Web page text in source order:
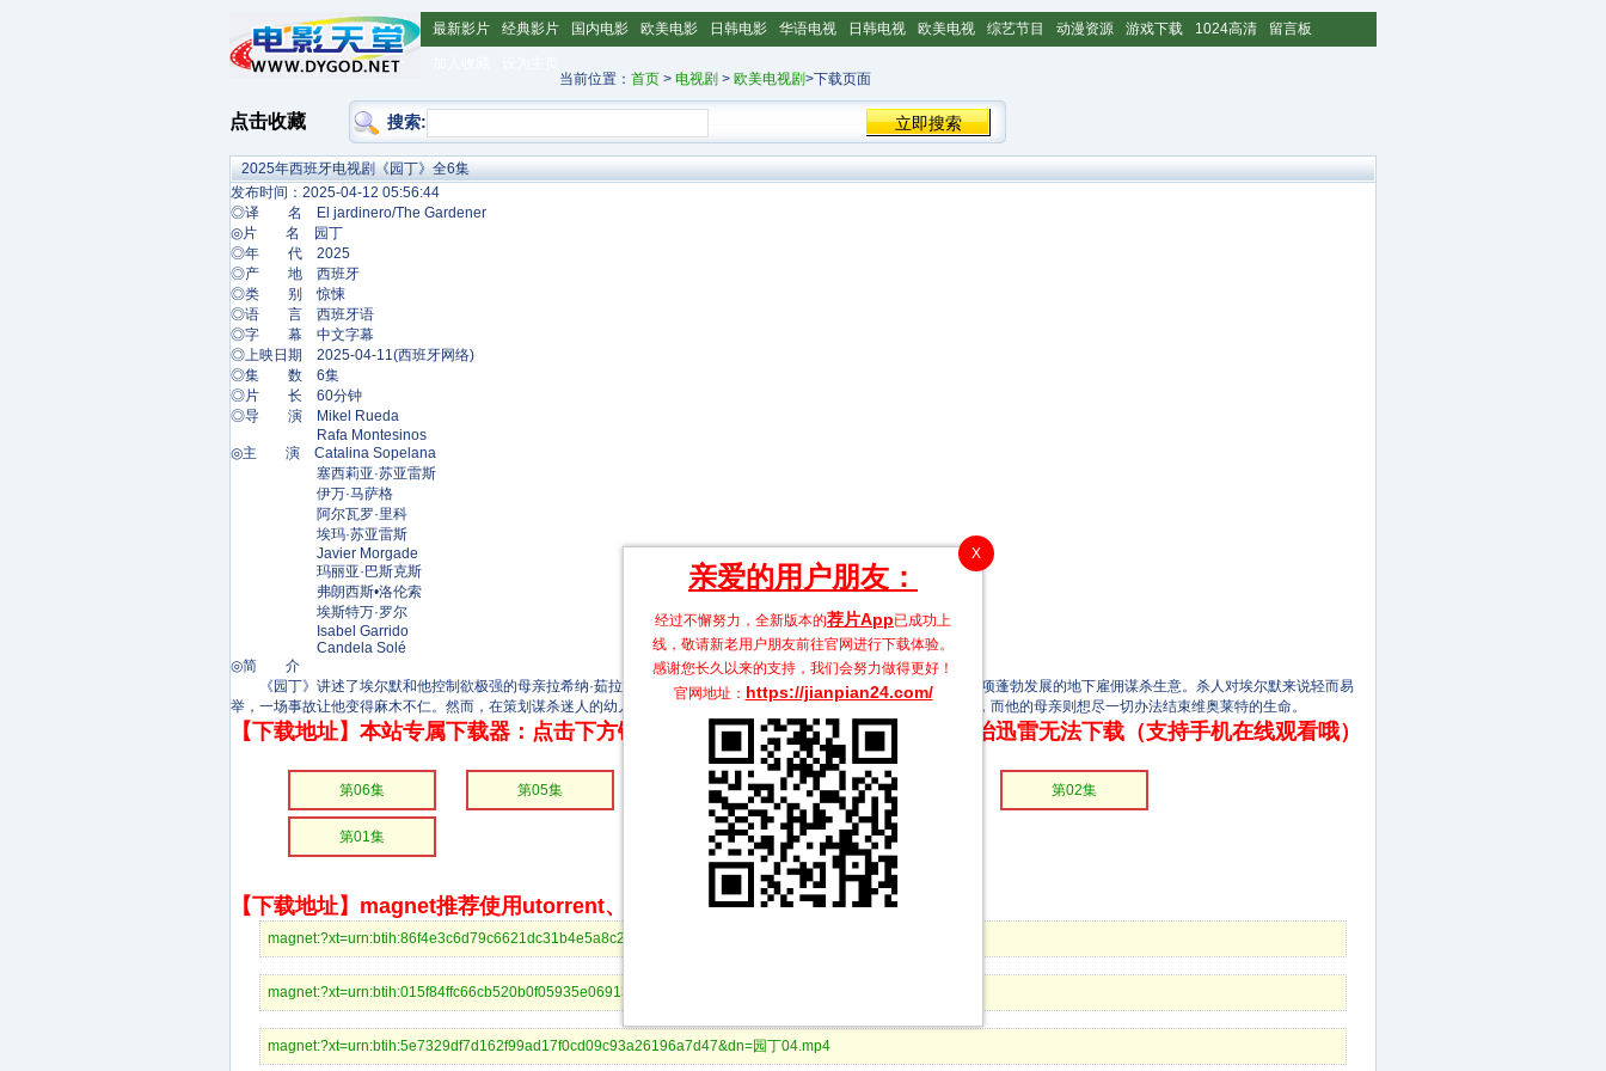
最新影片 经典影片 国内电影 欧美电影 日韩电影 华语电视 日韩电视 欧美电视 综艺节目 动漫资源 游戏下载 1024高清 留言板
当前位置： 首页 > 电视剧 > 欧美电视剧>下载页面
点击收藏 搜索:
X
亲爱的用户朋友：
经过不懈努力，全新版本的荐片App已成功上
线，敬请新老用户朋友前往官网进行下载体验。
感谢您长久以来的支持，我们会努力做得更好！
官网地址： https://jianpian24.com/
2025年西班牙电视剧《园丁》全6集
发布时间：2025-04-12 05:56:44
◎译 名 El jardinero/The Gardener
◎片 名 园丁
◎年 代 2025
◎产 地 西班牙
◎类 别 惊悚
◎语 言 西班牙语
◎字 幕 中文字幕
◎上映日期 2025-04-11(西班牙网络)
◎集 数 6集
◎片 长 60分钟
◎导 演 Mikel Rueda
Rafa Montesinos
◎主 演 Catalina Sopelana
塞西莉亚·苏亚雷斯
伊万·马萨格
阿尔瓦罗·里科
埃玛·苏亚雷斯
Javier Morgade
玛丽亚·巴斯克斯
弗朗西斯•洛伦索
埃斯特万·罗尔
Isabel Garrido
Candela Solé
◎简 介
《园丁》讲述了埃尔默和他控制欲极强的母亲拉希纳·茹拉多的故事。茹拉多经营着一个花园中心，背后隐藏着另一项蓬勃发展的地下雇佣谋杀生意。杀人对埃尔默来说轻而易
举，一场事故让他变得麻木不仁。然而，在策划谋杀迷人的幼儿园老师维奥莱特时，他爱上了对方。埃尔默必须学会爱，而他的母亲则想尽一切办法结束维奥莱特的生命。
【下载地址】本站专属下载器：点击下方链接 即可享受高速下载和在线播放 专治迅雷无法下载（支持手机在线观看哦）
第06集 第05集 第04集 第03集 第02集
第01集
【下载地址】magnet推荐使用utorrent、BitComet等bt客户端下载
magnet:?xt=urn:btih:86f4e3c6d79c6621dc31b4e5a8c25d5a255f58a6&dn=园丁06.mp4
magnet:?xt=urn:btih:015f84ffc66cb520b0f05935e069131b51ffcf58&dn=园丁05.mp4
magnet:?xt=urn:btih:5e7329df7d162f99ad17f0cd09c93a26196a7d47&dn=园丁04.mp4